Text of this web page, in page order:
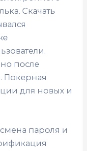
Скачать
после
Покерная
для новых и
пароля и